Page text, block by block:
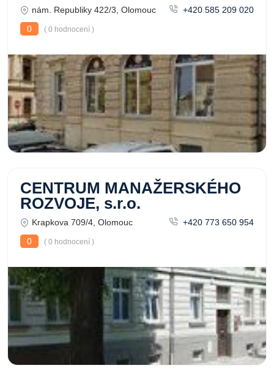
nám. Republiky 422/3, Olomouc
+420 585 209 020
0
( 0 hodnocení )
CENTRUM MANAŽERSKÉHO
ROZVOJE, s.r.o.
Krapkova 709/4, Olomouc
+420 773 650 954
0
( 0 hodnocení )